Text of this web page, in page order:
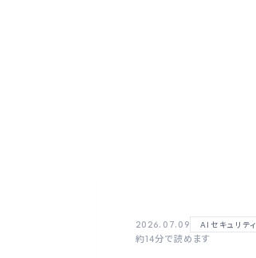
2026.07.09 AIセキュリティ
約14分で読めます